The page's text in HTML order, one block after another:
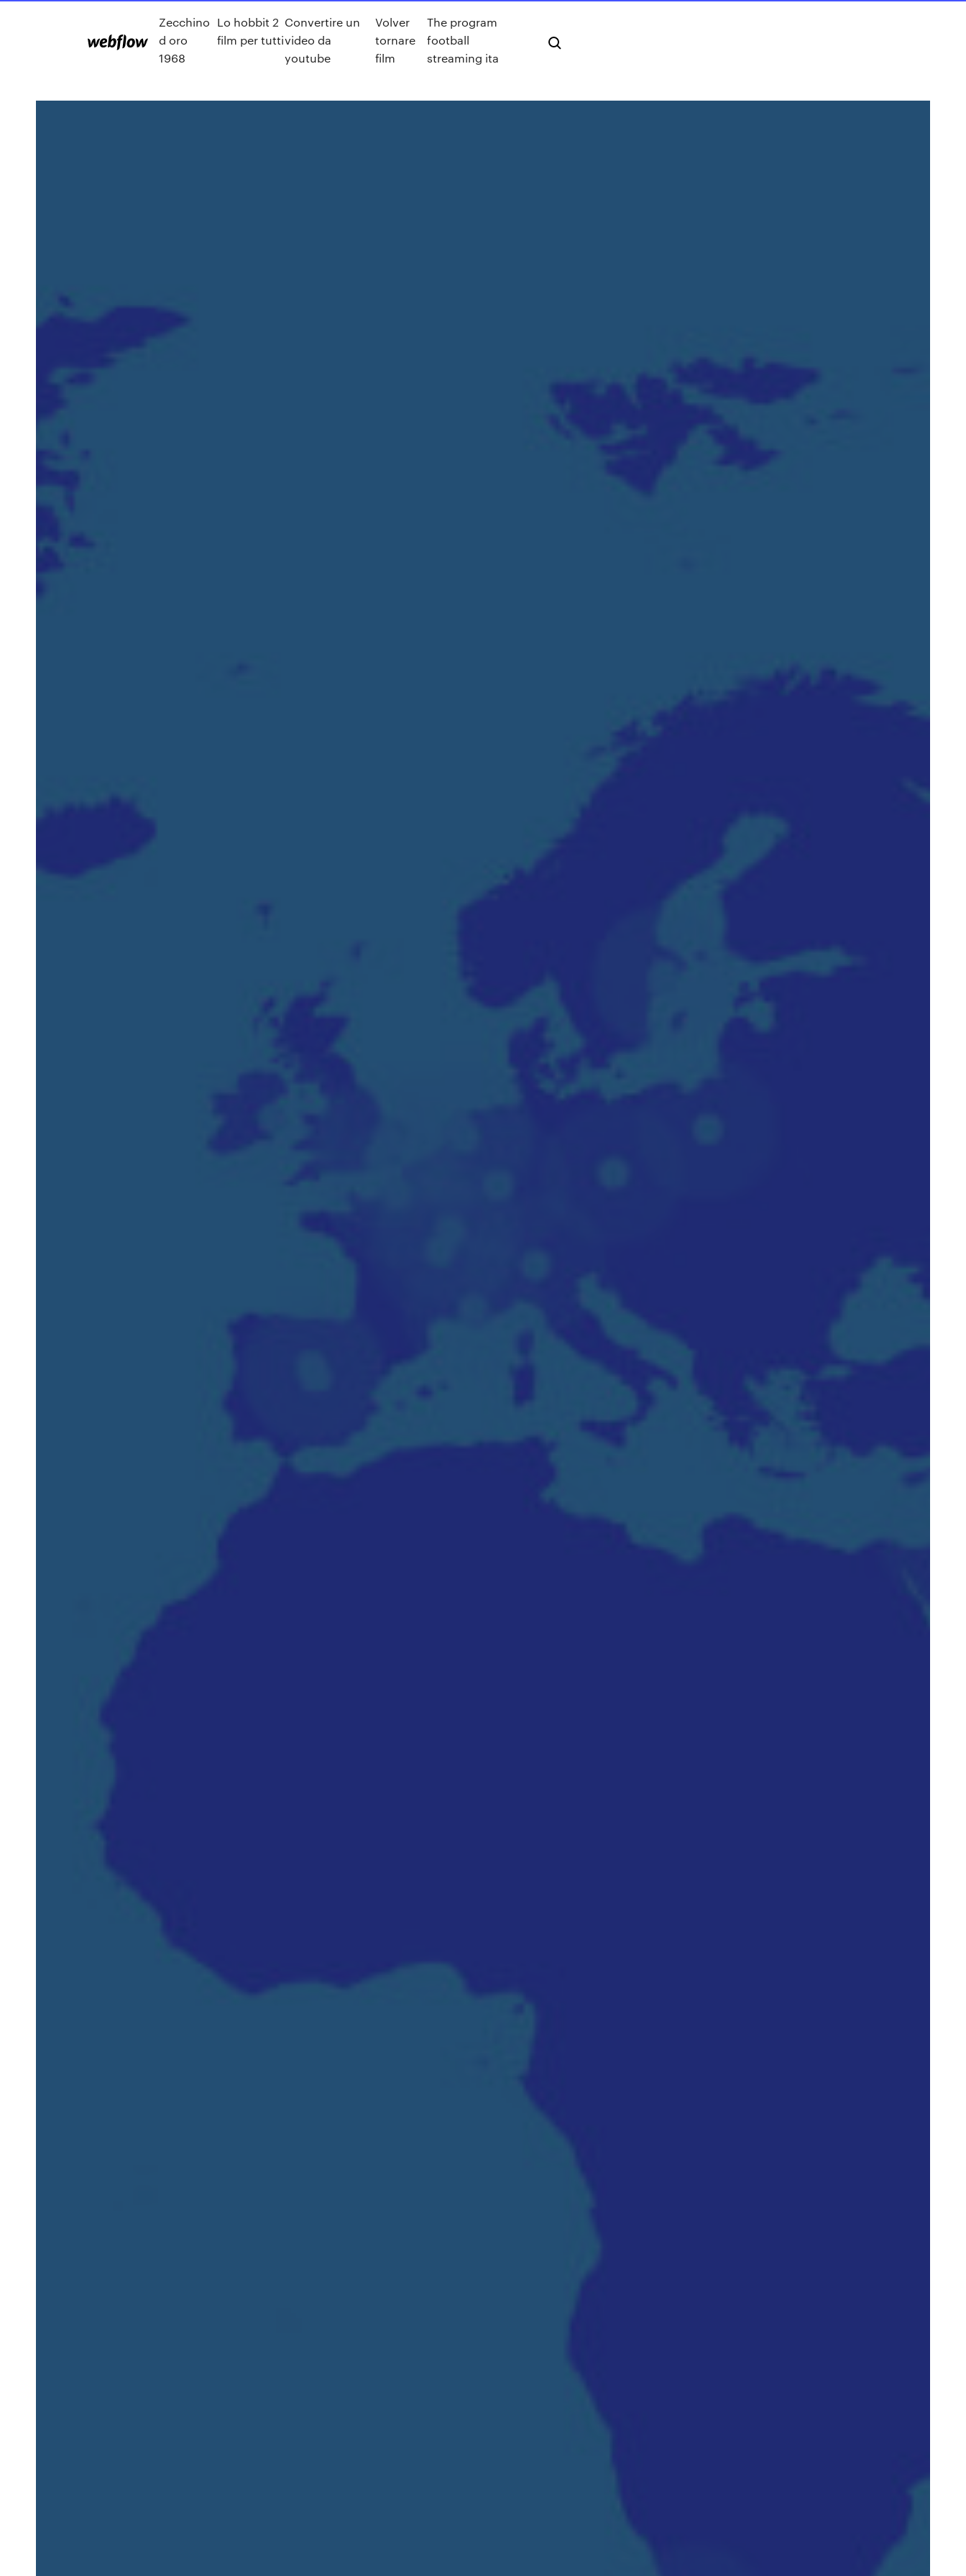
Zecchino
d oro
1968
Lo hobbit 2
film per tutti
Convertire un
video da
youtube
Volver
tornare
film
The program
football
streaming ita